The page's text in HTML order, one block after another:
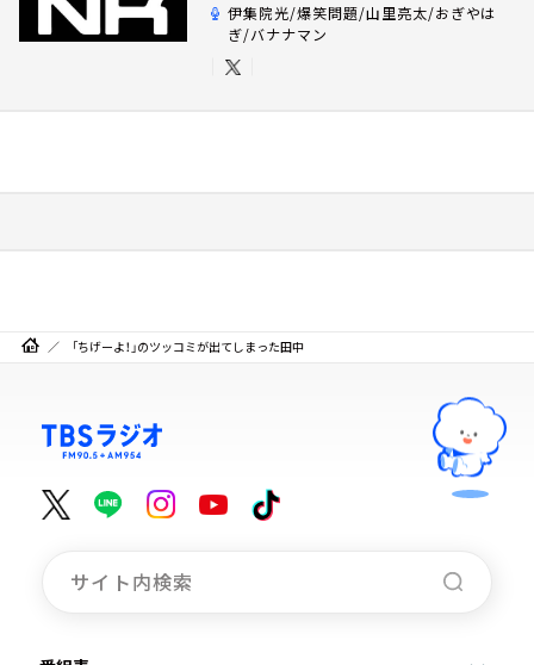
伊集院光/爆笑問題/山里亮太/おぎやは
ぎ/バナナマン
「ちげーよ！」のツッコミが出てしまった田中